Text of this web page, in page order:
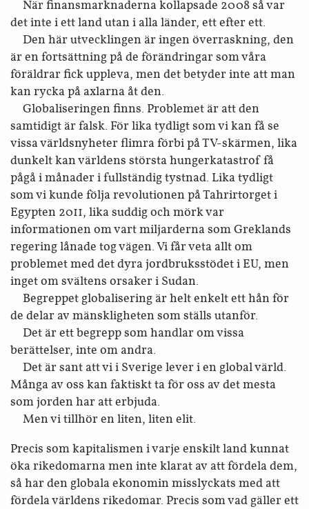
När finansmarknaderna kollapsade 2008 så var
det inte i ett land utan i alla länder, ett efter ett.
Den här utvecklingen är ingen överraskning, den
är en fortsättning på de förändringar som våra
föräldrar fick uppleva, men det betyder inte att man
kan rycka på axlarna åt den.
Globaliseringen finns. Problemet är att den
samtidigt är falsk. För lika tydligt som vi kan få se
vissa världsnyheter flimra förbi på TV-skärmen, lika
dunkelt kan världens största hungerkatastrof få
pågå i månader i fullständig tystnad. Lika tydligt
som vi kunde följa revolutionen på Tahrirtorget i
Egypten 2011, lika suddig och mörk var
informationen om vart miljarderna som Greklands
regering lånade tog vägen. Vi får veta allt om
problemet med det dyra jordbruksstödet i EU, men
inget om svältens orsaker i Sudan.
Begreppet globalisering är helt enkelt ett hån för
de delar av mänskligheten som ställs utanför.
Det är ett begrepp som handlar om vissa
berättelser, inte om andra.
Det är sant att vi i Sverige lever i en global värld.
Många av oss kan faktiskt ta för oss av det mesta
som jorden har att erbjuda.
Men vi tillhör en liten, liten elit.
Precis som kapitalismen i varje enskilt land kunnat
öka rikedomarna men inte klarat av att fördela dem,
så har den globala ekonomin misslyckats med att
fördela världens rikedomar. Precis som vad gäller ett